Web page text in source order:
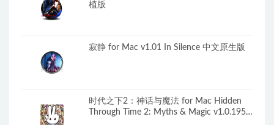
植版
寂静 for Mac v1.01 In Silence 中文原生版
时代之下2：神话与魔法 for Mac Hidden
Through Time 2: Myths & Magic v1.0.195